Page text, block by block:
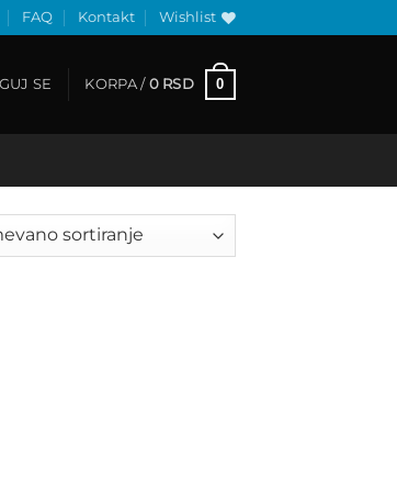
FAQ Kontakt Wishlist
SE KORPA / 0 RSD 0